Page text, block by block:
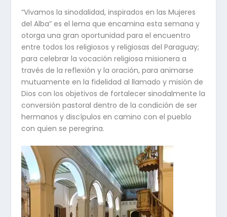
“Vivamos la sinodalidad, inspirados en las Mujeres
del Alba” es el lema que encamina esta semana y
otorga una gran oportunidad para el encuentro
entre todos los religiosos y religiosas del Paraguay;
para celebrar la vocación religiosa misionera a
través de la reflexión y la oración, para animarse
mutuamente en la fidelidad al llamado y misión de
Dios con los objetivos de fortalecer sinodalmente la
conversión pastoral dentro de la condición de ser
hermanos y discípulos en camino con el pueblo
con quien se peregrina.